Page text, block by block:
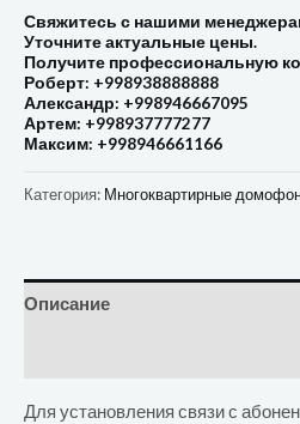
Свяжитесь с нашими
Уточните актуальные цены.
Получите профессиональную
Роберт: +998938888888
Александр: +998946667095
Артем: +998937777277
Максим: +998946661166
Категория: Многоквартирные
Описание
Для установления связи с